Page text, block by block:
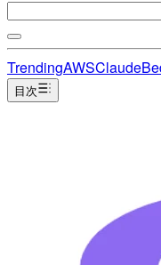
TrendingAWSClaude
目次